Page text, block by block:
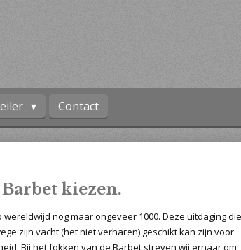
Contact
kiezen.
nog maar ongeveer 1000. Deze uitdaging die
zijn vacht (het niet verharen) geschikt kan zijn voor
Bij het fokken van de Barbet streven wij ernaar om